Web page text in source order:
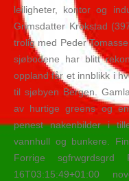
leiligheter, kontor og
Grimsdatter Krokstad
trolig med Peder
sjøbodene har blitt
oppland får et innblikk i
til sjøbyen Bergen.
av hurtige greens og
penest nakenbilder i
vannhull og bunkere.
Forrige
16T03:15:49+01:00